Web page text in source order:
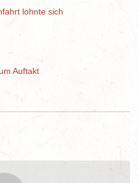
lohnte sich
Auftakt